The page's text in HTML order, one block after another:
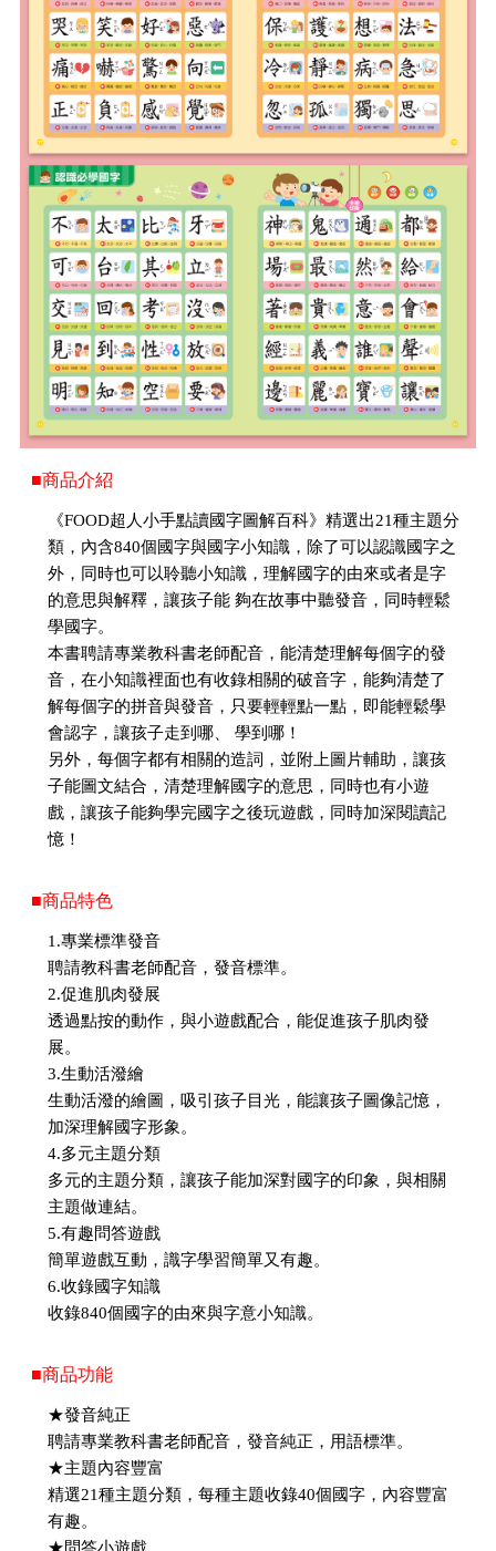
■商品介紹
《FOOD超人小手點讀國字圖解百科》精選出21種主題分
類，內含840個國字與國字小知識，除了可以認識國字之
外，同時也可以聆聽小知識，理解國字的由來或者是字
的意思與解釋，讓孩子能 夠在故事中聽發音，同時輕鬆
學國字。
本書聘請專業教科書老師配音，能清楚理解每個字的發
音，在小知識裡面也有收錄相關的破音字，能夠清楚了
解每個字的拼音與發音，只要輕輕點一點，即能輕鬆學
會認字，讓孩子走到哪、 學到哪！
另外，每個字都有相關的造詞，並附上圖片輔助，讓孩
子能圖文結合，清楚理解國字的意思，同時也有小遊
戲，讓孩子能夠學完國字之後玩遊戲，同時加深閱讀記
憶！
■商品特色
1.專業標準發音
聘請教科書老師配音，發音標準。
2.促進肌肉發展
透過點按的動作，與小遊戲配合，能促進孩子肌肉發
展。
3.生動活潑繪
生動活潑的繪圖，吸引孩子目光，能讓孩子圖像記憶，
加深理解國字形象。
4.多元主題分類
多元的主題分類，讓孩子能加深對國字的印象，與相關
主題做連結。
5.有趣問答遊戲
簡單遊戲互動，識字學習簡單又有趣。
6.收錄國字知識
收錄840個國字的由來與字意小知識。
■商品功能
★發音純正
聘請專業教科書老師配音，發音純正，用語標準。
★主題內容豐富
精選21種主題分類，每種主題收錄40個國字，內容豐富
有趣。
★問答小遊戲